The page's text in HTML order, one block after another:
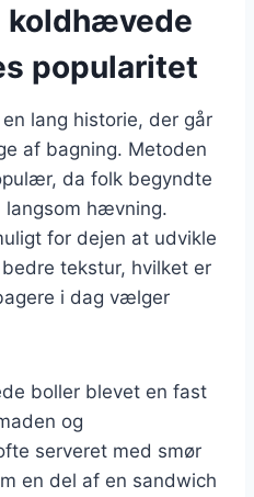
koldhævede
popularitet
lang historie, der går
af bagning. Metoden
da folk begyndte
langsom hævning.
for dejen at udvikle
tekstur, hvilket er
i dag vælger
boller blevet en fast
og
serveret med smør
en del af en sandwich